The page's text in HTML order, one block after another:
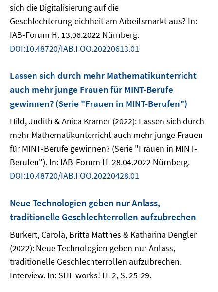
sich die Digitalisierung auf die
Geschlechterungleichheit am Arbeitsmarkt aus? In:
IAB-Forum H. 13.06.2022 Nürnberg.
DOI:10.48720/IAB.FOO.20220613.01
Lassen sich durch mehr Mathematikunterricht
auch mehr junge Frauen für MINT-Berufe
gewinnen? (Serie "Frauen in MINT-Berufen")
Hild, Judith & Anica Kramer (2022): Lassen sich durch
mehr Mathematikunterricht auch mehr junge Frauen
für MINT-Berufe gewinnen? (Serie "Frauen in MINT-
Berufen"). In: IAB-Forum H. 28.04.2022 Nürnberg.
DOI:10.48720/IAB.FOO.20220428.01
Neue Technologien geben nur Anlass,
traditionelle Geschlechterrollen aufzubrechen
Burkert, Carola, Britta Matthes & Katharina Dengler
(2022): Neue Technologien geben nur Anlass,
traditionelle Geschlechterrollen aufzubrechen.
Interview. In: SHE works! H. 2, S. 25-29.